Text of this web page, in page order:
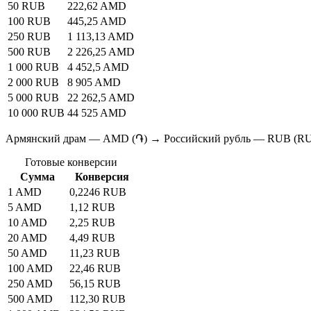
50 RUB
222,62 AMD
100 RUB
445,25 AMD
250 RUB
1 113,13 AMD
500 RUB
2 226,25 AMD
1 000 RUB
4 452,5 AMD
2 000 RUB
8 905 AMD
5 000 RUB
22 262,5 AMD
10 000 RUB 44 525 AMD
Армянский драм — AMD (֏) → Российский рубль — RUB
Готовые конверсии
Сумма
Конверсия
1 AMD
0,2246 RUB
5 AMD
1,12 RUB
10 AMD
2,25 RUB
20 AMD
4,49 RUB
50 AMD
11,23 RUB
100 AMD
22,46 RUB
250 AMD
56,15 RUB
500 AMD
112,30 RUB